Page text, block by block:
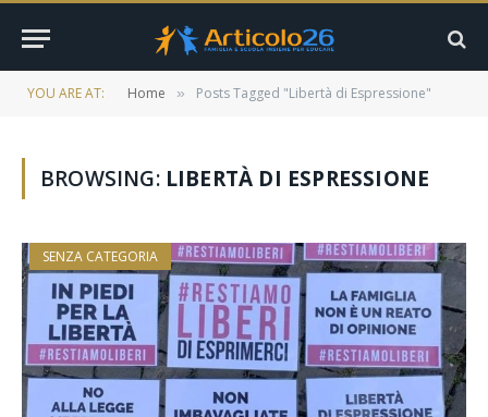
YOU ARE AT: Home » Posts Tagged "Libertà di Espressione"
BROWSING: LIBERTÀ DI ESPRESSIONE
SENZA CATEGORIA